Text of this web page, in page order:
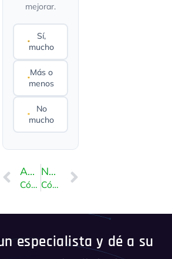
mejorar.
Sí,
mucho
Más o
menos
No
mucho
ANTERIOR
Cómo eliminar un archivo de copia de seguridad usando DirectAdmin
NEXT
Cómo habilitar el cargador ionCube usando CloudLinux Selector en DirectAdmin
especialista y dé a su